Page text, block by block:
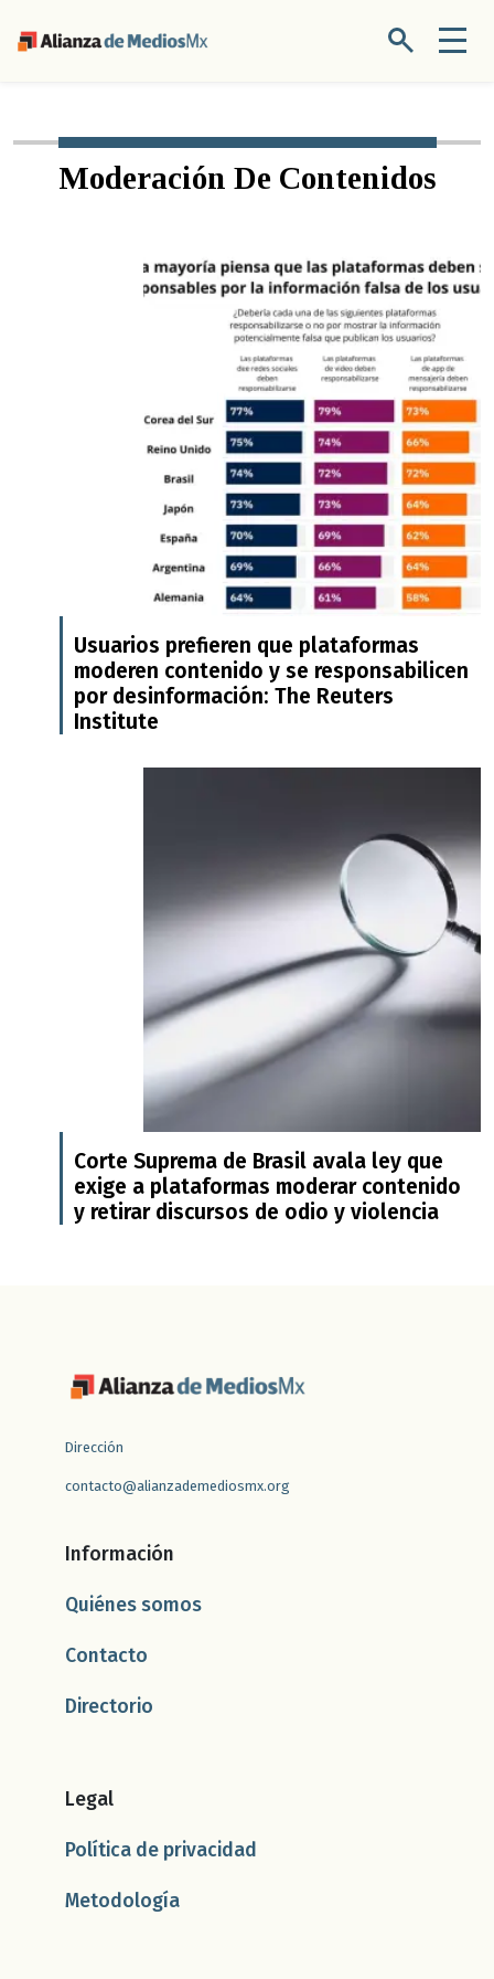
Moderación De Contenidos
Usuarios prefieren que plataformas
moderen contenido y se responsabilicen
por desinformación: The Reuters
Institute
Corte Suprema de Brasil avala ley que
exige a plataformas moderar contenido
y retirar discursos de odio y violencia
Dirección
contacto@alianzademediosmx.org
Información
Quiénes somos
Contacto
Directorio
Legal
Política de privacidad
Metodología